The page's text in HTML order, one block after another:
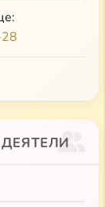
Братские